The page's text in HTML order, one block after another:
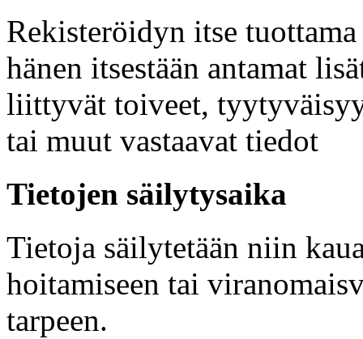
Rekisteröidyn itse
hänen itsestään antamat
liittyvät toiveet,
tai muut vastaavat tiedot
Tietojen säilytysaika
Tietoja säilytetään niin
hoitamiseen tai
tarpeen.